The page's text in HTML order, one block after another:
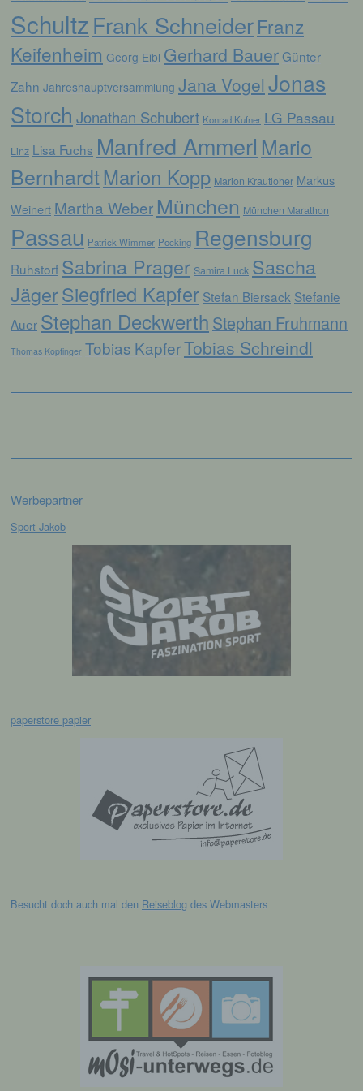
SchultzFrank SchneiderFranz
Keifenheim Georg Eibl Gerhard Bauer Günter
Zahn Jahreshauptversammlung Jana Vogel Jonas
Storch Jonathan Schubert Konrad Kufner LG Passau
Linz Lisa Fuchs Manfred Ammerl Mario
BernhardtMarion Kopp Marion Krautloher Markus
Weinert Martha Weber München München Marathon
Passau Patrick Wimmer Pocking Regensburg
Ruhstorf Sabrina Prager Samira Luck Sascha
JägerSiegfried Kapfer Stefan Biersack Stefanie
Auer Stephan Deckwerth Stephan Fruhmann
Thomas Kopfinger Tobias KapferTobias Schreindl
Werbepartner
Sport Jakob
paperstore papier
Besucht doch auch mal den Reiseblog des Webmasters
werden, um bestimmte persönliche Aspekte,
die sich auf eine natürliche Person beziehen,
zu bewerten, insbesondere, um Aspekte
bezüglich Arbeitsleistung, wirtschaftlicher
Lage, Gesundheit, persönlicher Vorlieben,
Interessen, Zuverlässigkeit, Verhalten,
Aufenthaltsort oder Ortswechsel dieser
vorherzusagen.
f) Pseudonymisierung
Pseudonymisierung ist die Verarbeitung
auf welche die personenbezogenen Daten
ohne Hinzuziehung zusätzlicher
Informationen nicht mehr einer spezifischen
können, sofern diese zusätzlichen
Informationen gesondert aufbewahrt werden
und technischen und organisatorischen
Maßnahmen unterliegen, die gewährleisten,
dass die personenbezogenen Daten nicht
Verantwortlicher ist die natürliche oder
gemeinsam mit anderen über die Zwecke
und Mittel der Verarbeitung von
personenbezogenen Daten entscheidet.
Sind die Zwecke und Mittel dieser
Verarbeitung durch das Unionsrecht oder
das Recht der Mitgliedstaaten vorgegeben,
so kann der Verantwortliche
beziehungsweise können die bestimmten
Unionsrecht oder dem Recht der
Auftragsverarbeiter ist eine natürliche oder
juristische Person, Behörde, Einrichtung
oder andere Stelle, die personenbezogene
Daten im Auftrag des Verantwortlichen
offengelegt werden, unabhängig davon, ob
es sich bei ihr um einen Dritten handelt oder
nicht. Behörden, die im Rahmen eines
bestimmten Untersuchungsauftrags nach
dem Unionsrecht oder dem Recht der
Mitgliedstaaten möglicherweise
personenbezogene Daten erhalten, gelten
jedoch nicht als Empfänger.